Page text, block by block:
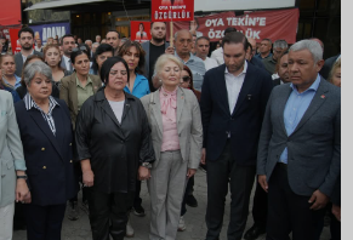
Adana’da parktaki OED cihazını çalan şüpheli
tutuklandı
Seyhan’da fırın ve pastanelere hijyen denetimi
gerçekleştirildi